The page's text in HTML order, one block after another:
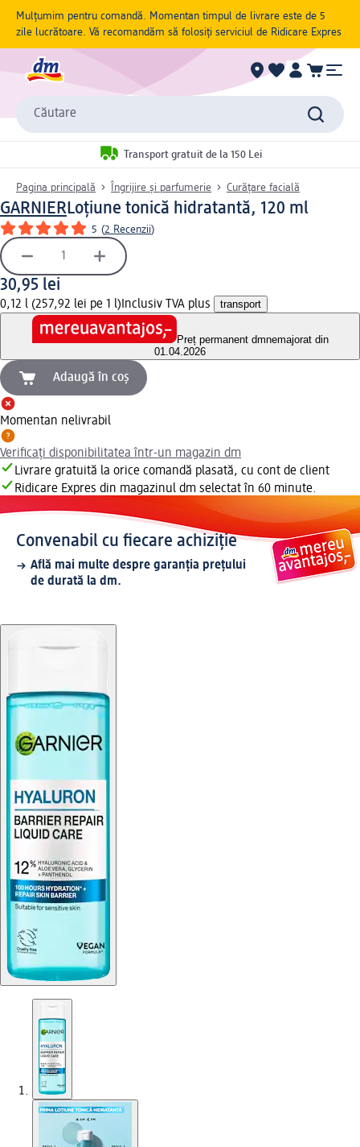
Mulțumim pentru comandă. Momentan timpul de livrare este de 5
zile lucrătoare. Vă recomandăm să folosiți serviciul de Ridicare Expres
Căutare
Transport gratuit de la 150 Lei
Pagina principală Îngrijire și parfumerie Curățare facială
GARNIERLoțiune tonică hidratantă, 120 ml
5 (2 Recenzii)
30,95 lei
0,12 l (257,92 lei pe 1 l) Inclusiv TVA plus transport
Preț permanent dmnemajorat din
01.04.2026
Adaugă în coș
Momentan nelivrabil
Verificați disponibilitatea într-un magazin dm
Livrare gratuită la orice comandă plasată, cu cont de client
Ridicare Expres din magazinul dm selectat în 60 minute.
Convenabil cu fiecare achiziție
Află mai multe despre garanția prețului
de durată la dm.